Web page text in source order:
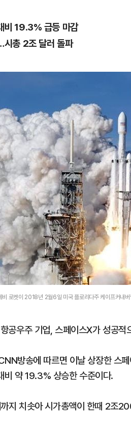
비 19.3% 급등 마감
시총 2조 달러 돌파
비 로켓이 2018년 2월6일 미국 플로리다주 케이프커내
공우주 기업, 스페이스X가 성공
방송에 따르면 이날 상장한 스
약 19.3% 상승한 수준이다.
지 치솟아 시가총액이 한때 2조